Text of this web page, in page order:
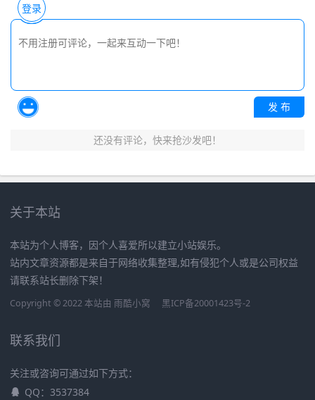
登录
发 布
还没有评论，快来抢沙发吧！
关于本站
本站为个人博客，因个人喜爱所以建立小站娱乐。
站内文章资源都是来自于网络收集整理,如有侵犯个人或是公司权益
请联系站长删除下架！
Copyright © 2022 本站由 雨酷小窝 黑ICP备20001423号-2
联系我们
关注或咨询可通过如下方式：
QQ：3537384